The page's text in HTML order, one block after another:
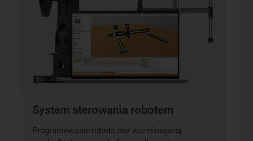
System sterowania robotem
Programowanie robota bez wcześniejszej